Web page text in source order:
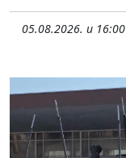
05.08.2026. u 16:00